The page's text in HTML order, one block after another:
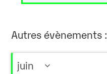
Autres évènements :